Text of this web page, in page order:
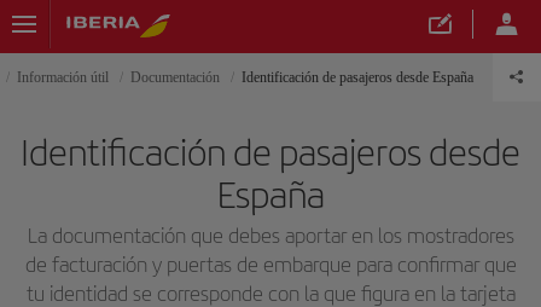
Información útil Documentación Identificación de pasajeros desde España
Identificación de pasajeros desde
España
La documentación que debes aportar en los mostradores
de facturación y puertas de embarque para confirmar que
tu identidad se corresponde con la que figura en la tarjeta